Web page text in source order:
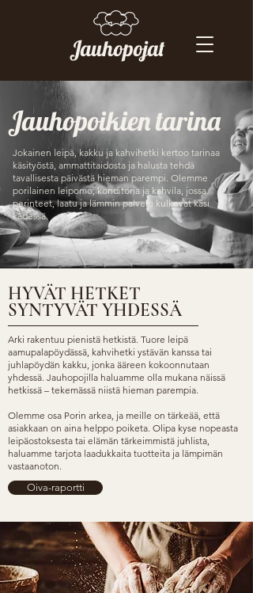
Jauhopojat
Jauhopoikien tarina
Jokainen leipä, kakku ja kahvihetki kertoo tarinaa
käsityöstä, ammattitaidosta ja halusta tehdä
tavallisesta päivästä hieman parempi. Olemme
porilainen leipomo, konditoria ja kahvila, jossa
perinteet, laatu ja lämmin palvelu kulkevat käsi
kädessä.
HYVÄT HETKET
SYNTYVÄT YHDESSÄ
Arki rakentuu pienistä hetkistä. Tuore leipä
aamupalapöydässä, kahvihetki ystävän kanssa tai
juhlapöydän kakku, jonka ääreen kokoonnutaan
yhdessä. Jauhopojilla haluamme olla mukana näissä
hetkissä – tekemässä niistä hieman parempia.
Olemme osa Porin arkea, ja meille on tärkeää, että
asiakkaan on aina helppo poiketa. Olipa kyse nopeasta
leipäostoksesta tai elämän tärkeimmistä juhlista,
haluamme tarjota laadukkaita tuotteita ja lämpimän
vastaanoton.
Oiva-raportti